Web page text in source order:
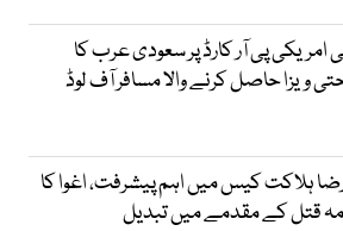
امریکی پی آر کارڈ پر سعودی عرب کا
ویزا حاصل کرنے والا مسافر آف لوڈ
ہلاکت کیس میں اہم پیشرفت، اغوا کا
قتل کے مقدمے میں تبدیل